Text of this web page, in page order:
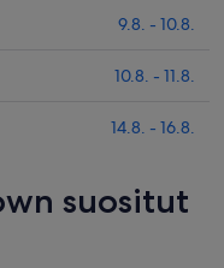
9.8. - 10.8.
10.8. - 11.8.
14.8. - 16.8.
suositut